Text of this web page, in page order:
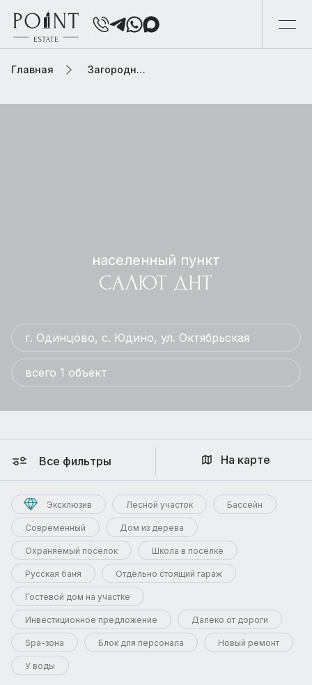
Главная Загородная элитная недвижимость
населенный пункт
САЛЮТ ДНТ
г. Одинцово, с. Юдино, ул. Октябрьская
всего 1 объект
Все фильтры
Эксклюзив Лесной участок Бассейн
Современный Дом из дерева
Охраняемый поселок Школа в посёлке
Русская баня Отдельно стоящий гараж
Гостевой дом на участке
Инвестиционное предложение Далеко от дороги
Spa-зона Блок для персонала Новый ремонт
У воды
На карте